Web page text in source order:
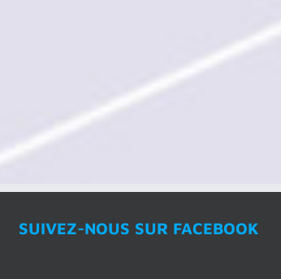
SUIVEZ-NOUS SUR FACEBOOK